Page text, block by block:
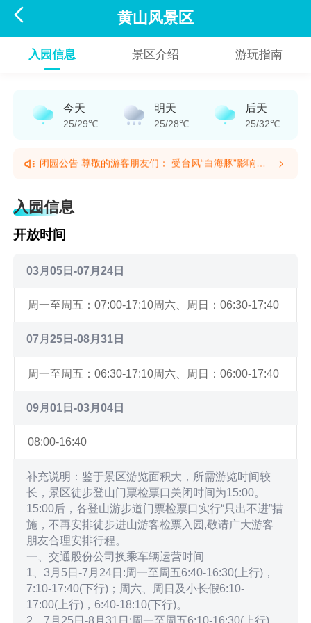
 黄山风景区
入园信息 景区介绍 游玩指南
今天
25/29℃
明天
25/28℃
后天
25/32℃
须知|预订须知|北大门步行道开放 【闭园通告】尊敬的
安全影响极大。为切实保障游客安全与健康，黄山风景
入园口及索道同步关闭，具体恢复开放时间另行公告，
行程安排，已经入园的游客，请及时根据景区工作人员
指引安全下山；已提前预约购买景区关闭期间门票及景
览。由此带来不便，敬请谅解，感谢您的理解与支持。
2590999；紧急救援电话：0559-5563333。(提示有效
行实名预约制，请通过“黄山旅游官方平台”微信小程序
提前预约。天都峰坡陡路险，承载量有限，无预约、不
信峰等精华景点游览。莲花峰目前处于封闭轮休期，暂
【帐篷租赁服务通知】为丰富游客游览体验，黄山风景
务。本次租赁点涵盖北海宾馆、西海饭店、排云型旅酒
店、白云宾馆、玉屏楼宾馆、白鹅山庄6处山顶点位，
使用时段为当日18:00至次日5:30。服务实行线下实名
制预订，游客直接前往指定帐篷租赁点问询，随到随
订，根据天气限量开放，售满即止。租赁定价130元/
顶/晚，标配2人入住，最多容纳3人，超员加收50元，
入住需缴纳300元押金，无破损退房全额退还，游客需
现场签署租赁须知。帐篷配套防潮垫、睡袋，现场提供
热水、洗漱、如厕、充电宝租赁等基础服务。景区天气
多变，将视天气调整开放规模。严禁营区用火、吸烟、
喧哗等违规行为，损坏物品需照价赔偿，恶劣天气仅提
闭园公告 尊敬的游客朋友们： 受台风“白海豚”影响，
与健康，黄山风景区全域自本公告发布之时即停止对外
放时间另行公告，请广大游客关注景区开放信息。 敬
时根据景区工作人员指引安全下山；已提前预约购买景
区关闭期间门票及景区内其他消费项目的，请从原渠道
感谢您的理解与支持。如需帮助，请拨打黄山旅游咨询
5563333。
游客朋友们：受台风“白海豚”影响，黄山风景区现有持
安全影响极大。为切实保障游客安全与健康，黄山风景
入园口及索道同步关闭，具体恢复开放时间另行公告，
指引安全下山；已提前预约购买景区关闭期间门票及景
览。由此带来不便，敬请谅解，感谢您的理解与支持。
2590999；紧急救援电话：0559-5563333。(提示有效
期2026/8/9至2026/8/11)【天都峰提前预约】天都峰实
提前预约。天都峰坡陡路险，承载量有限，无预约、不
信峰等精华景点游览。莲花峰目前处于封闭轮休期，暂
【帐篷租赁服务通知】为丰富游客游览体验，黄山风景
区自2026年7月31日起，开放山顶指定区域帐篷租赁服
务。本次租赁点涵盖北海宾馆、西海饭店、排云型旅酒
店、白云宾馆、玉屏楼宾馆、白鹅山庄6处山顶点位，
使用时段为当日18:00至次日5:30。服务实行线下实名
制预订，游客直接前往指定帐篷租赁点问询，随到随
订，根据天气限量开放，售满即止。租赁定价130元/
顶/晚，标配2人入住，最多容纳3人，超员加收50元，
入住需缴纳300元押金，无破损退房全额退还，游客需
现场签署租赁须知。帐篷配套防潮垫、睡袋，现场提供
热水、洗漱、如厕、充电宝租赁等基础服务。景区天气
入园信息
开放时间
03月05日-07月24日
周一至周五：07:00-17:10周六、周日：06:30-17:40
07月25日-08月31日
周一至周五：06:30-17:10周六、周日：06:00-17:40
09月01日-03月04日
08:00-16:40
补充说明：鉴于景区游览面积大，所需游览时间较
长，景区徒步登山门票检票口关闭时间为15:00。
15:00后，各登山游步道门票检票口实行“只出不进”措
施，不再安排徒步进山游客检票入园,敬请广大游客
朋友合理安排行程。
一、交通股份公司换乘车辆运营时间
1、3月5日-7月24日:周一至周五6:40-16:30(上行)，
7:10-17:40(下行)；周六、周日及小长假6:10-
17:00(上行)，6:40-18:10(下行)。
2、7月25日-8月31日:周一至周五6:10-16:30(上行)，